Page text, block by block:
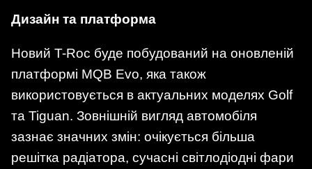
Дизайн та платформа
Новий T-Roc буде побудований на оновленій
платформі MQB Evo, яка також
використовується в актуальних моделях Golf
та Tiguan. Зовнішній вигляд автомобіля
зазнає значних змін: очікується більша
решітка радіатора, сучасні світлодіодні фари